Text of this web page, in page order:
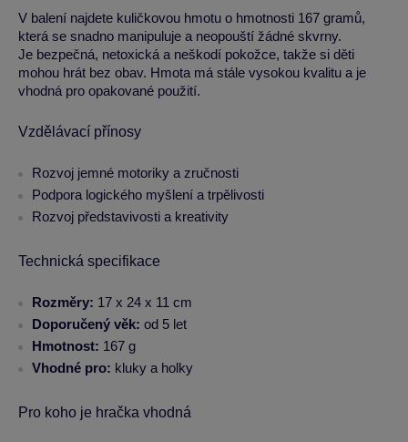
V balení najdete kuličkovou hmotu o hmotnosti 167 gramů,
která se snadno manipuluje a neopouští žádné skvrny.
Je bezpečná, netoxická a neškodí pokožce, takže si děti
mohou hrát bez obav. Hmota má stále vysokou kvalitu a je
vhodná pro opakované použití.
Vzdělávací přínosy
Rozvoj jemné motoriky a zručnosti
Podpora logického myšlení a trpělivosti
Rozvoj představivosti a kreativity
Technická specifikace
Rozměry: 17 x 24 x 11 cm
Doporučený věk: od 5 let
Hmotnost: 167 g
Vhodné pro: kluky a holky
Pro koho je hračka vhodná